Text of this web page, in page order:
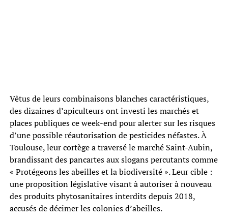
Vêtus de leurs combinaisons blanches caractéristiques,
des dizaines d’apiculteurs ont investi les marchés et
places publiques ce week-end pour alerter sur les risques
d’une possible réautorisation de pesticides néfastes. À
Toulouse, leur cortège a traversé le marché Saint-Aubin,
brandissant des pancartes aux slogans percutants comme
« Protégeons les abeilles et la biodiversité ». Leur cible :
une proposition législative visant à autoriser à nouveau
des produits phytosanitaires interdits depuis 2018,
accusés de décimer les colonies d’abeilles.